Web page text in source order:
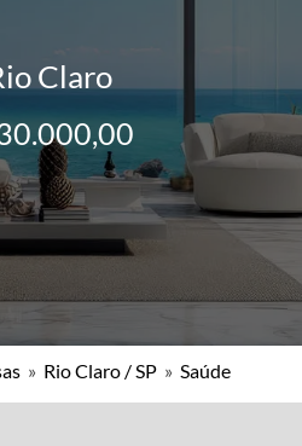
Claro
» Rio Claro / SP » Saúde